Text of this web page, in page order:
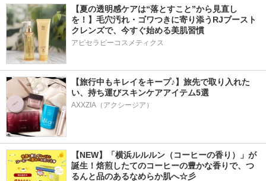
【夏の透明感ケアは“落とすこと”から見直し
を！】毛穴汚れ・ゴワつきに寄り添うRJブースト
クレンズで、今すぐ始める美肌習慣
アピセラピーコスメティクス
【旅行中もキレイをキープ♪】旅先で取り入れた
い、持ち運びスキンケアアイテム5選
AXXZIA（アクシージア）
【NEW】「横浜ルルルン（コーヒーの香り）」が
誕生！焙煎したてのコーヒーの豊かな香りで、つ
るんと品のあるなめらか肌へ☆彡